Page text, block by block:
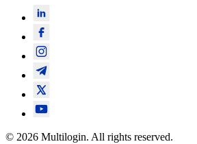
© 2026 Multilogin. All rights reserved.